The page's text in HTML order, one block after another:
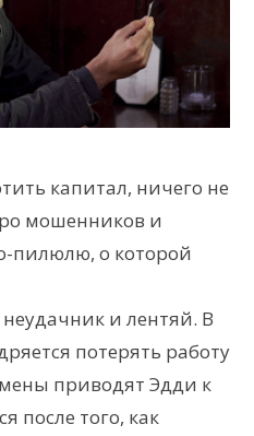
капитал, ничего не
мошенников и
пилюлю, о которой
и лентяй. В
потерять работу
приводят Эдди к
после того, как